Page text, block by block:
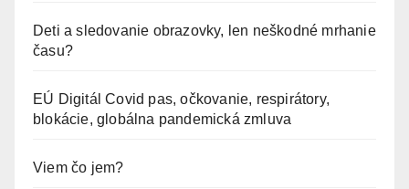
Deti a sledovanie obrazovky, len neškodné mrhanie
času?
EÚ Digitál Covid pas, očkovanie, respirátory,
blokácie, globálna pandemická zmluva
Viem čo jem?